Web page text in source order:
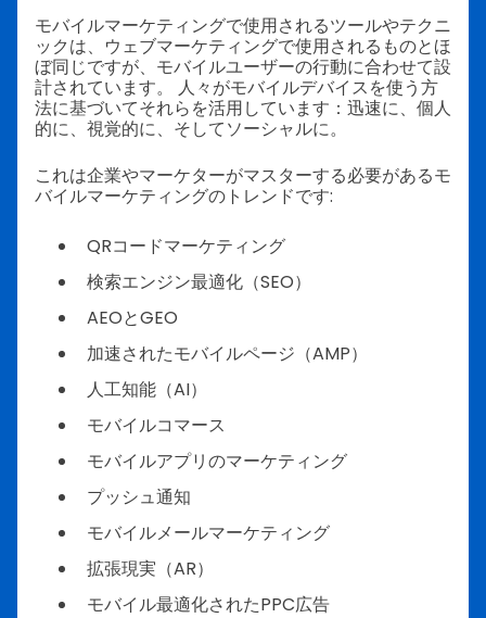
モバイルマーケティングで使用されるツールやテクニ
ックは、ウェブマーケティングで使用されるものとほ
ぼ同じですが、モバイルユーザーの行動に合わせて設
計されています。 人々がモバイルデバイスを使う方
法に基づいてそれらを活用しています：迅速に、個人
的に、視覚的に、そしてソーシャルに。
これは企業やマーケターがマスターする必要があるモ
バイルマーケティングのトレンドです:
QRコードマーケティング
検索エンジン最適化（SEO）
AEOとGEO
加速されたモバイルページ（AMP）
人工知能（AI）
モバイルコマース
モバイルアプリのマーケティング
プッシュ通知
モバイルメールマーケティング
拡張現実（AR）
モバイル最適化されたPPC広告